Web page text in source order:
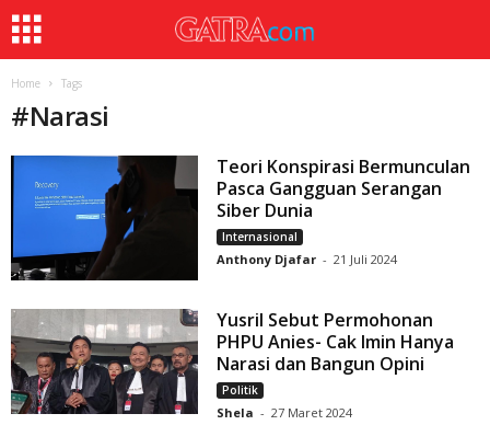
Home Tags
#Narasi
Teori Konspirasi Bermunculan
Pasca Gangguan Serangan
Siber Dunia
Internasional
Anthony Djafar - 21 Juli 2024
Yusril Sebut Permohonan
PHPU Anies- Cak Imin Hanya
Narasi dan Bangun Opini
Politik
Shela - 27 Maret 2024